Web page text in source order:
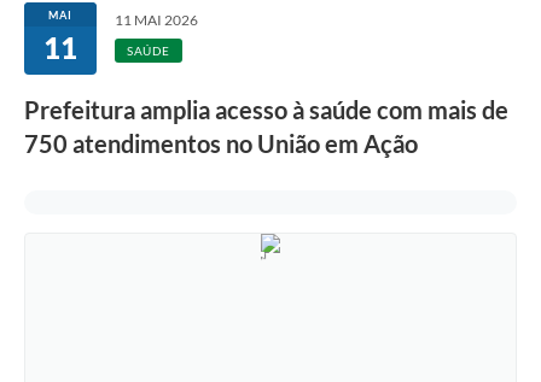
MAI
11
11 MAI 2026
SAÚDE
Prefeitura amplia acesso à saúde com mais de
750 atendimentos no União em Ação